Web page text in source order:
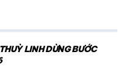
LINH DỪNG BƯỚC